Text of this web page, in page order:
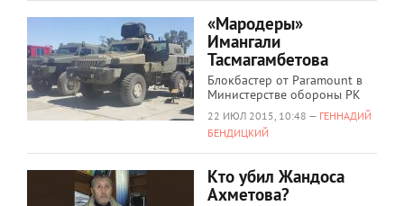
«Мародеры»
Имангали
Тасмагамбетова
Блокбастер от Paramount в
Министерстве обороны РК
22 ИЮЛ 2015, 10:48 — ГЕННАДИЙ
БЕНДИЦКИЙ
Кто убил Жандоса
Ахметова?